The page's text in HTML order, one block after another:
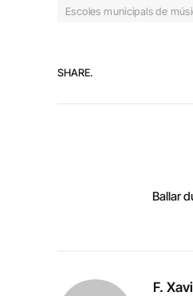
Escoles municipals de
SHARE.
Ballar
F.